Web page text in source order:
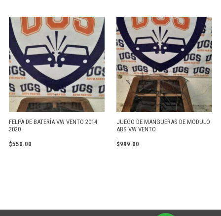
FELPA DE BATERÍA VW VENTO 2014
2020
$550.00
JUEGO DE MANGUERAS DE MODULO
ABS VW VENTO
$999.00